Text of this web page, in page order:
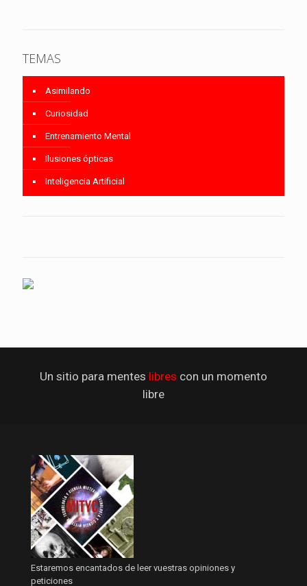
TEMAS
Asimilando
Curiosidad
Entrenamiento Mental
Ilusiones ópticas
Inteligencia Artificial
Un sitio para mentes libres con un momento
libre
Estaremos encantados de leer vuestras opiniones y
peticiones